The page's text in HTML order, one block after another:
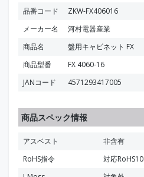
品番コード
ZKW-FX406016
メーカー名
河村電器産業
商品名
盤用キャビネット FX
商品型番
FX 4060-16
JANコード
4571293417005
商品スペック情報
アスベスト
非含有
RoHS指令
対応RoHS10